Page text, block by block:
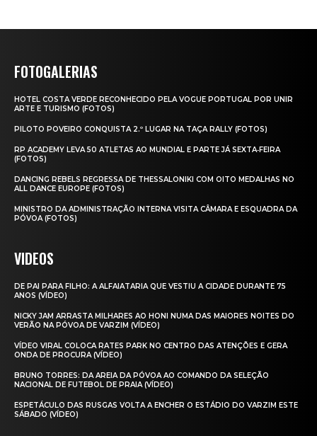
FOTOGALERIAS
HOTEL COSTA VERDE RECONHECIDO PELA VOGUE PORTUGAL POR UNIR
ARTE E TURISMO (FOTOS)
PILOTO POVEIRO CONQUISTA 2.º LUGAR NA TAÇA RALLY (FOTOS)
RP ACADEMY LEVA 50 ATLETAS AO MUNDIAL E PARTE JÁ SEXTA‑FEIRA
(FOTOS)
DANCING REBELS REGRESSA DE THESSALONIKI COM OITO MEDALHAS NO
ALL DANCE EUROPE (FOTOS)
MINISTRO DA ADMINISTRAÇÃO INTERNA VISITA CÂMARA E ESQUADRA DA
PÓVOA (FOTOS)
VIDEOS
DE PAI PARA FILHO: A ALFAIATARIA QUE VESTIU A CIDADE DURANTE 75
ANOS (VÍDEO)
NICKY JAM ARRASTA MILHARES AO HONI NUMA DAS MAIORES NOITES DO
VERÃO NA PÓVOA DE VARZIM (VÍDEO)
VÍDEO VIRAL COLOCA RATES PARK NO CENTRO DAS ATENÇÕES E GERA
ONDA DE PROCURA (VÍDEO)
BRUNO TORRES: DA AREIA DA PÓVOA AO COMANDO DA SELEÇÃO
NACIONAL DE FUTEBOL DE PRAIA (VÍDEO)
ESPETÁCULO DAS RUSGAS VOLTA A ENCHER O ESTÁDIO DO VARZIM ESTE
SÁBADO (VÍDEO)